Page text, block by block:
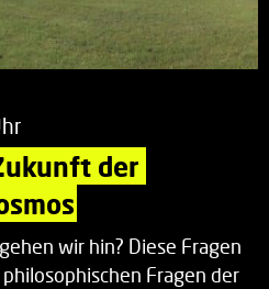
der
wir hin? Diese Fragen
Fragen der